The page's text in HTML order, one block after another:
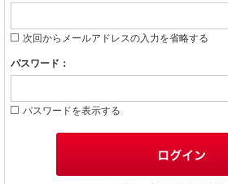
次回からメールアドレスの入力を省略する
パスワード：
パスワードを表示する